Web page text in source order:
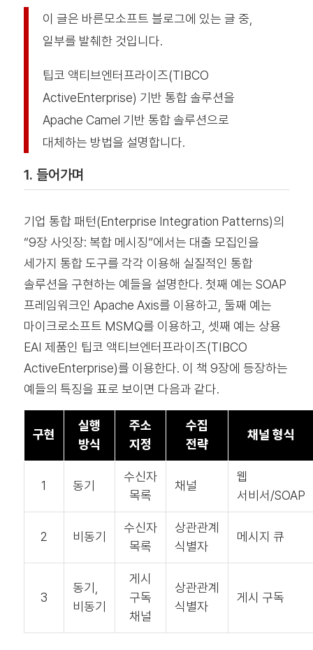
이 글은 바른모소프트 블로그에 있는 글 중,
일부를 발췌한 것입니다.
팁코 액티브엔터프라이즈(TIBCO
ActiveEnterprise) 기반 통합 솔루션을
Apache Camel 기반 통합 솔루션으로
대체하는 방법을 설명합니다.
1. 들어가며
기업 통합 패턴(Enterprise Integration Patterns)의
“9장 사잇장: 복합 메시징”에서는 대출 모집인을
세가지 통합 도구를 각각 이용해 실질적인 통합
솔루션을 구현하는 예들을 설명한다. 첫째 예는 SOAP
프레임워크인 Apache Axis를 이용하고, 둘째 예는
마이크로소프트 MSMQ를 이용하고, 셋째 예는 상용
EAI 제품인 팁코 액티브엔터프라이즈(TIBCO
ActiveEnterprise)를 이용한다. 이 책 9장에 등장하는
예들의 특징을 표로 보이면 다음과 같다.
구현
실행
방식
주소
지정
수집
전략
채널 형식
1 동기
수신자
목록
채널
웹
서비서/SOAP
2 비동기
수신자
목록
상관관계
식별자
메시지 큐
3
동기,
비동기
게시
구독
채널
상관관계
식별자
게시 구독